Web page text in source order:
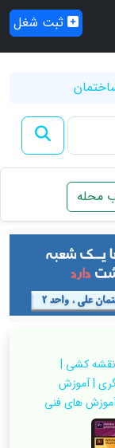
ثبت شغل
محله
نقشه کشی |
| آموزش
آموزش های فنی